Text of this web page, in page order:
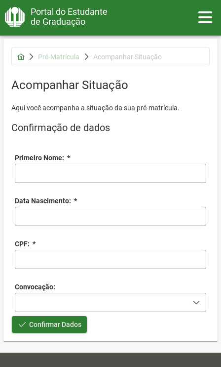
Portal do Estudante
de Graduação
Pré-Matrícula Acompanhar Situação
Acompanhar Situação
Aqui você acompanha a situação da sua pré-matrícula.
Confirmação de dados
Primeiro Nome: *
Data Nascimento: *
CPF: *
Convocação:
Confirmar Dados